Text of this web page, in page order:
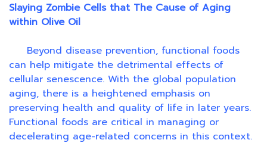
Slaying Zombie Cells that The Cause of Aging
within Olive Oil
Beyond disease prevention, functional foods
can help mitigate the detrimental effects of
cellular senescence. With the global population
aging, there is a heightened emphasis on
preserving health and quality of life in later years.
Functional foods are critical in managing or
decelerating age-related concerns in this context.